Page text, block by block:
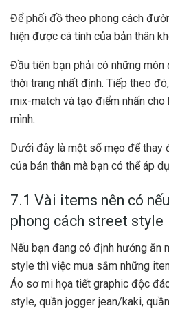
Để phối đồ theo phong cách
hiện được cá tính của bản thân
Đầu tiên bạn phải có những
thời trang nhất định. Tiếp theo
mix-match và tạo điểm nhấn cho
mình.
Dưới đây là một số mẹo để thay
của bản thân mà bạn có thể áp
7.1 Vài items nên có
phong cách street style
Nếu bạn đang có định hướng ăn
style thì việc mua sắm những
Áo sơ mi họa tiết graphic độc
style, quần jogger jean/kaki,